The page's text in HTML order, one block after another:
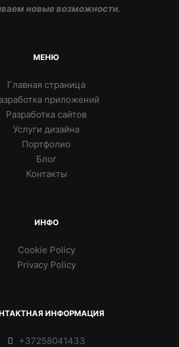
новые возможности.
МЕНЮ
Главная страница
приложений
Разработка сайтов
Услуги дизайна
Портфолио
Блог
Контакты
ИНФО
Cookie Policy
Privacy Policy
ИНФОРМАЦИЯ
+37258041433